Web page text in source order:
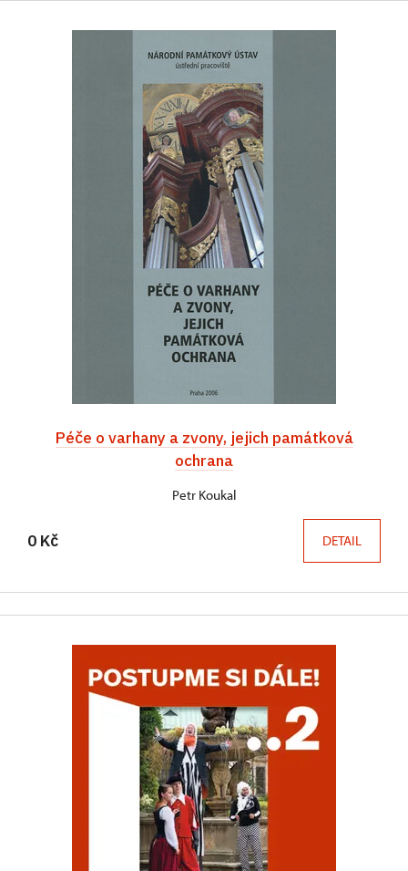
Péče o varhany a zvony, jejich památková
ochrana
Petr Koukal
0 Kč DETAIL